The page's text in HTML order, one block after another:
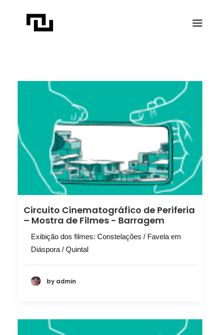
A CONTATO
PUBLICAÇÕES
REVISTA ELIPSE
TRANSPARÊNCIA
FAÇA CONTATO
Circuito Cinematográfico de Periferia
– Mostra de Filmes - Barragem
Exibição dos filmes: Constelações / Favela em
Diáspora / Quintal
by admin